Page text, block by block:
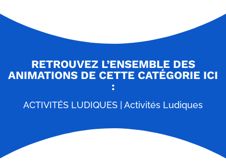
RETROUVEZ L’ENSEMBLE DES
ANIMATIONS DE CETTE CATÉGORIE ICI
:
ACTIVITÉS LUDIQUES | Activités Ludiques